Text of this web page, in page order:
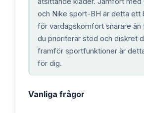
och Nike sport-BH är detta ett
för vardagskomfort snarare än
du prioriterar stöd och diskret
framför sportfunktioner är
för dig.
Vanliga frågor